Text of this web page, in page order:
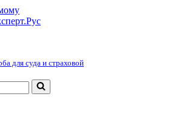
для суда и страховой